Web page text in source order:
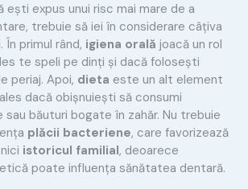
ești expus unui risc mai mare de a
trebuie să iei în considerare câțiva
primul rând, igiena orală joacă un rol
te speli pe dinți și dacă folosești
periaj. Apoi, dieta este un alt element
dacă obișnuiești să consumi
băuturi bogate în zahăr. Nu trebuie
plăcii bacteriene, care favorizează
istoricul familial, deoarece
poate influența sănătatea dentară.